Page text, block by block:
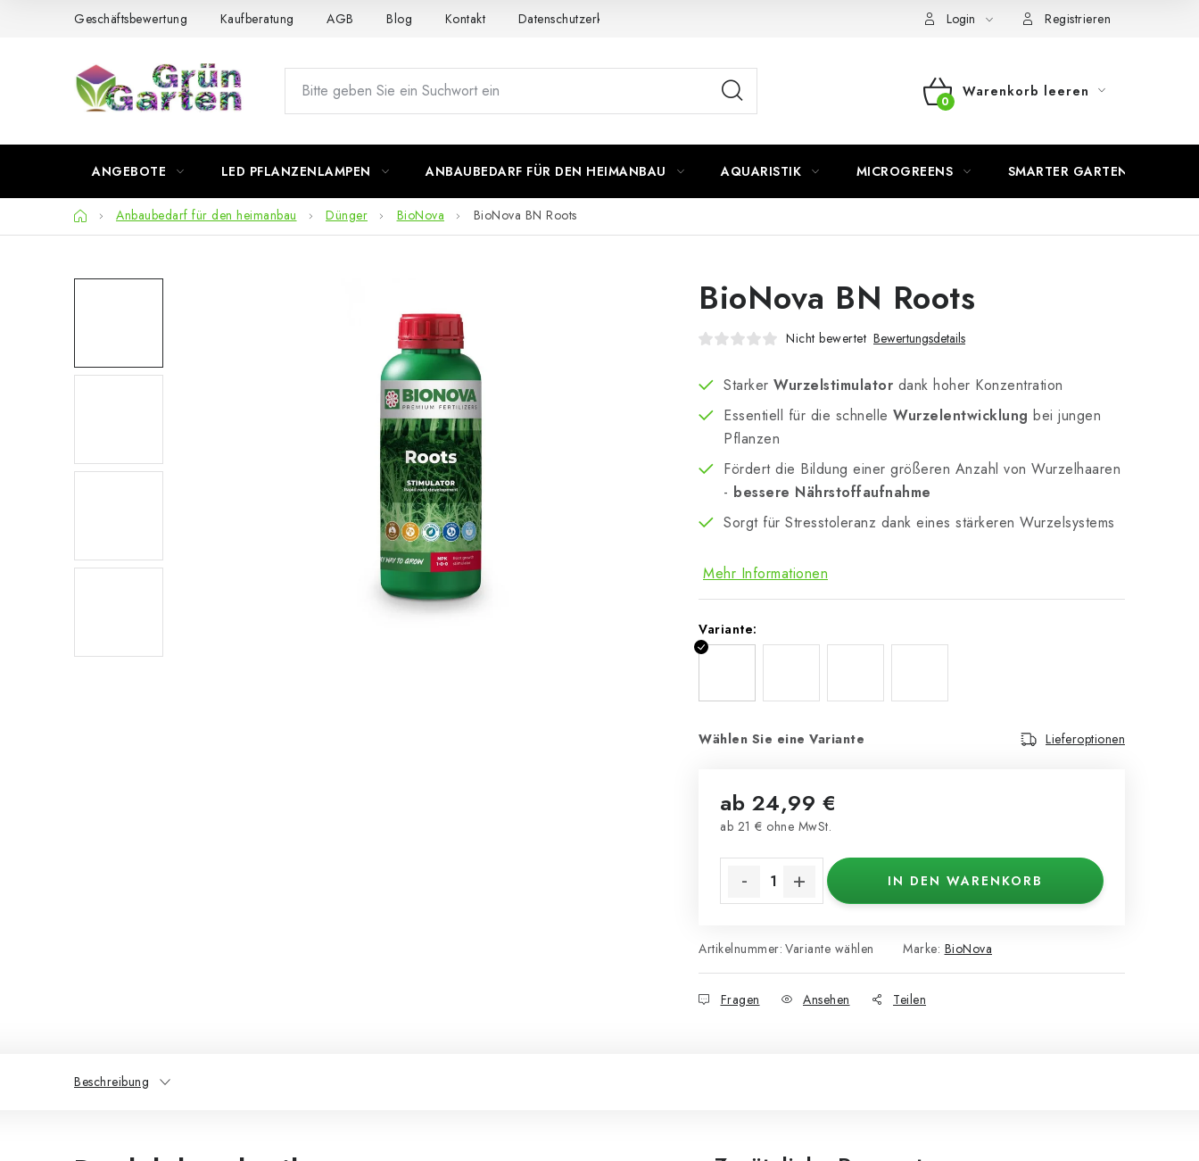
Geschäftsbewertung Kaufberatung AGB Blog Kontakt Datenschutzerklärung Login Registrieren
WARENKORB
Warenkorb leeren
ANGEBOTE LED PFLANZENLAMPEN ANBAUBEDARF FÜR DEN HEIMANBAU AQUARISTIK MICROGREENS SMARTER GARTEN
StartseiteAnbaubedarf für den heimanbau Dünger BioNova BioNova BN Roots
BioNova BN Roots
Nicht bewertet Bewertungsdetails
Starker Wurzelstimulator dank hoher Konzentration
Essentiell für die schnelle Wurzelentwicklung bei jungen
Pflanzen
Fördert die Bildung einer größeren Anzahl von Wurzelhaaren
- bessere Nährstoffaufnahme
Sorgt für Stresstoleranz dank eines stärkeren Wurzelsystems
Mehr Informationen
Variante:
Wählen Sie eine Variante Lieferoptionen
ab 24,99 €
ab 21 € ohne MwSt.
IN DEN WARENKORB
Artikelnummer: Variante wählen Marke: BioNova
Fragen Ansehen Teilen
Beschreibung